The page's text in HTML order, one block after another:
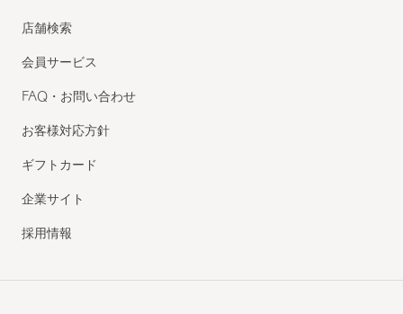
店舗検索
会員サービス
FAQ・お問い合わせ
お客様対応方針
ギフトカード
企業サイト
採用情報